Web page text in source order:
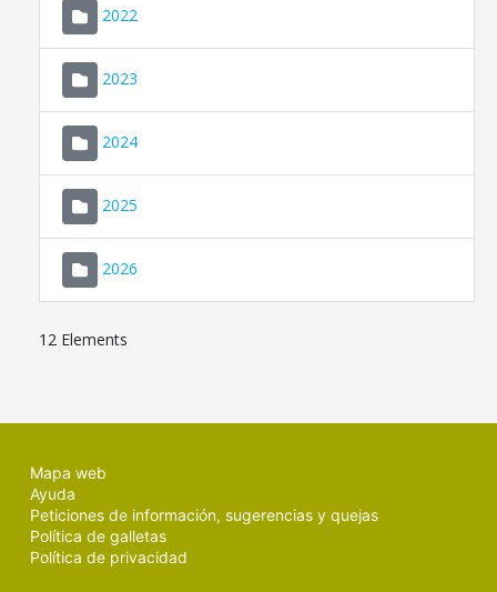
2022
2023
2024
2025
2026
12 Elements
Mapa web
Ayuda
Peticiones de información, sugerencias y quejas
Política de galletas
Política de privacidad